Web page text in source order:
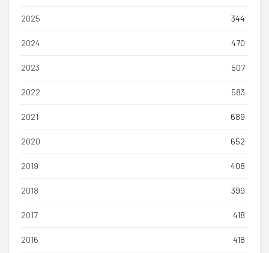
2025 344
2024 470
2023 507
2022 583
2021 689
2020 652
2019 408
2018 399
2017 418
2016 418